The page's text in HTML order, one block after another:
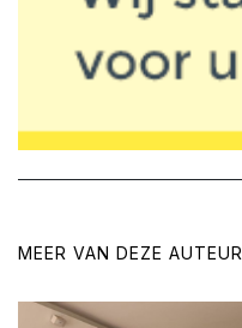
MEER VAN DEZE AUTEUR